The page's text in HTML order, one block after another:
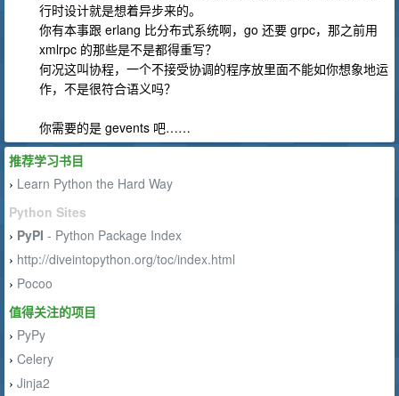
行时设计就是想着异步来的。
你有本事跟 erlang 比分布式系统啊，go 还要 grpc，那之前用
xmlrpc 的那些是不是都得重写？
何况这叫协程，一个不接受协调的程序放里面不能如你想象地运
作，不是很符合语义吗？
你需要的是 gevents 吧……
推荐学习书目
› Learn Python the Hard Way
Python Sites
› PyPI - Python Package Index
› http://diveintopython.org/toc/index.html
› Pocoo
值得关注的项目
› PyPy
› Celery
› Jinja2